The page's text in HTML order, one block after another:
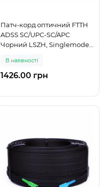
Патч-корд оптичний FTTH
ADSS SC/UPC-SC/APC
Чорний LSZH, Singlemode
В наявності
1426.00 грн